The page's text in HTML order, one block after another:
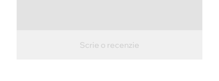
Scrie o recenzie